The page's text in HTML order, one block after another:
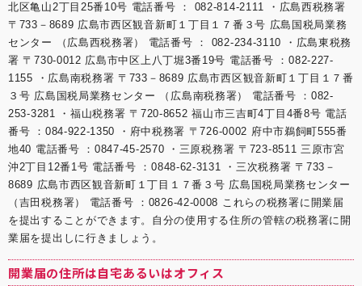
北区亀山2丁目25番10号 電話番号 ： 082-814-2111 ・広島西税務署
〒733－8689 広島市西区観音新町１丁目１７番３号 広島国税局業務
センター （広島西税務署） 電話番号 ： 082-234-3110 ・広島東税務
署 〒730-0012 広島市中区上八丁堀3番19号 電話番号 ：082-227-
1155 ・広島南税務署 〒733－8689 広島市西区観音新町１丁目１７番
３号 広島国税局業務センター （広島南税務署） 電話番号 ：082-
253-3281 ・福山税務署 〒720-8652 福山市三吉町4丁目4番8号 電話
番号 ：084-922-1350 ・府中税務署 〒726-0002 府中市鵜飼町555番
地40 電話番号 ：0847-45-2570 ・三原税務署 〒723-8511 三原市宮
沖2丁目12番1号 電話番号 ：0848-62-3131 ・三次税務署 〒733－
8689 広島市西区観音新町１丁目１７番３号 広島国税局業務センター
（吉田税務署） 電話番号 ：0826-42-0008 これらの税務署に開業届
を提出することができます。自分の使用する住所の管轄の税務署に開
業届を提出しに行きましょう。
開業届の住所は自宅あるいはオフィス